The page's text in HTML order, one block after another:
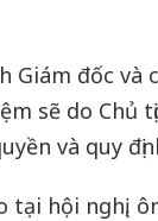
Giám đốc và
sẽ do Chủ
và quy
tại hội nghị,